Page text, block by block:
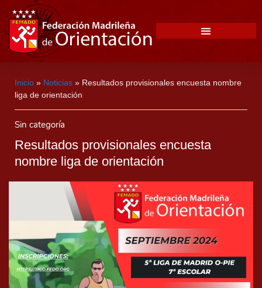
Inicio » Noticias » Resultados provisionales encuesta nombre
liga de orientación
Sin categoría
Resultados provisionales encuesta
nombre liga de orientación